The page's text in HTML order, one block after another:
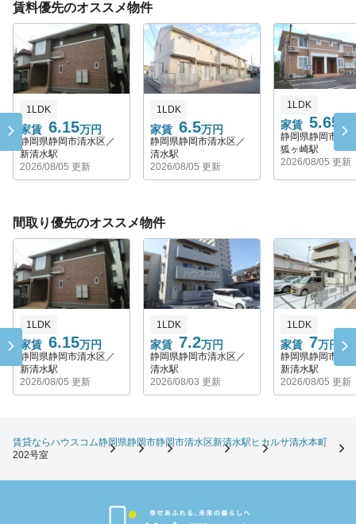
賃料優先のオススメ物件
家賃 6.15万円
1LDK
静岡県静岡市清水区／
新清水駅
2026/08/05 更新
家賃 6.5万円
1LDK
静岡県静岡市清水区／
清水駅
2026/08/05 更新
家賃 5.65 万
1LDK
静岡県静岡市清
狐ヶ崎駅
2026/08/05 更新
間取り優先のオススメ物件
家賃 6.15万円
1LDK
静岡県静岡市清水区／
新清水駅
2026/08/05 更新
家賃 7.2万円
1LDK
静岡県静岡市清水区／
清水駅
2026/08/03 更新
家賃 7万円
1LDK
静岡県静岡市清
新清水駅
2026/08/05 更新
賃貸ならハウスコム静岡県静岡市静岡市清水区新清水駅 ヒカルサ清水本町
202号室